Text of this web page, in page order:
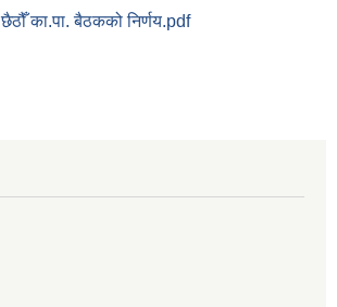
छैठौँ का.पा. बैठकको निर्णय.pdf